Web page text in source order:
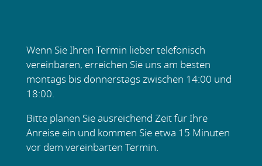
Wenn Sie Ihren Termin lieber telefonisch
vereinbaren, erreichen Sie uns am besten
montags bis donnerstags zwischen 14:00 und
18:00.
Bitte planen Sie ausreichend Zeit für Ihre
Anreise ein und kommen Sie etwa 15 Minuten
vor dem vereinbarten Termin.